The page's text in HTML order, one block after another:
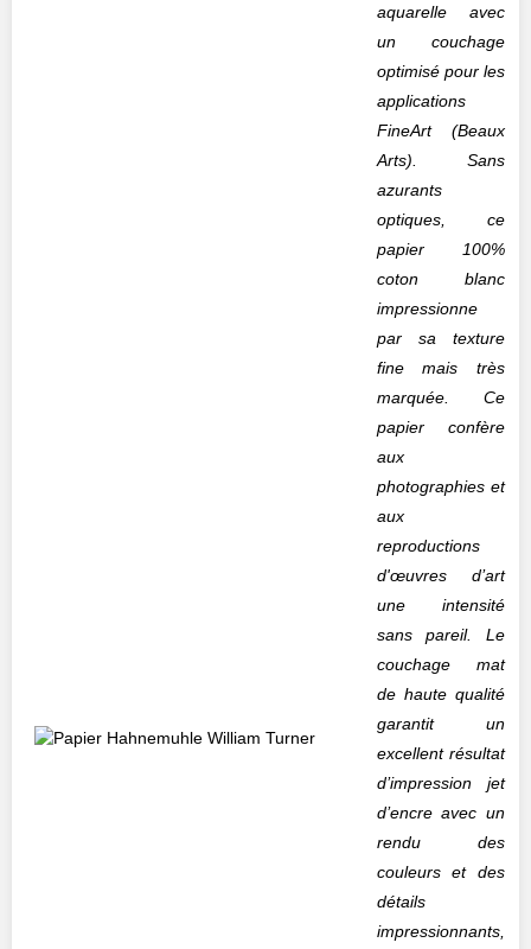
aquarelle avec
un couchage
optimisé pour les
applications
FineArt (Beaux
Arts). Sans
azurants
optiques, ce
papier 100%
coton blanc
impressionne
par sa texture
fine mais très
marquée. Ce
papier confère
aux
photographies et
aux
reproductions
d'œuvres d’art
une intensité
sans pareil. Le
couchage mat
de haute qualité
garantit un
excellent résultat
d’impression jet
d’encre avec un
rendu des
couleurs et des
détails
impressionnants,